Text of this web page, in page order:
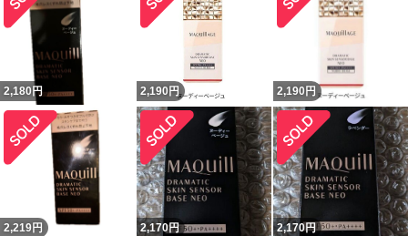
2,180 円 2,190 円 2,190 円
2,219円 2,170円 2,170円